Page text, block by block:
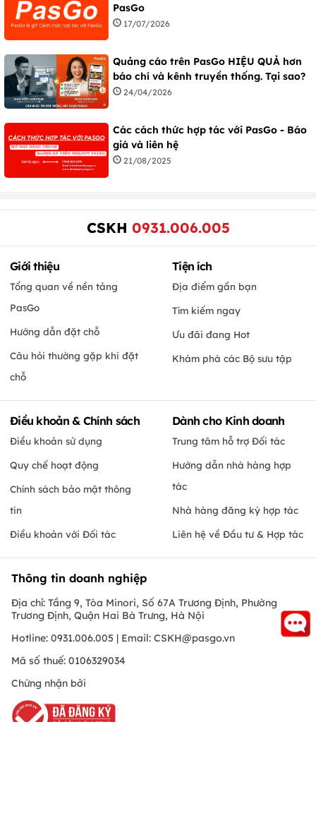
PasGo
17/07/2026
Quảng cáo trên PasGo HIỆU QUẢ hơn
báo chí và kênh truyền thống. Tại sao?
24/04/2026
Các cách thức hợp tác với PasGo - Báo
giá và liên hệ
21/08/2025
CSKH 0931.006.005
Giới thiệu
Tổng quan về nền tảng
PasGo
Hướng dẫn đặt chỗ
Câu hỏi thường gặp khi đặt
chỗ
Tiện ích
Địa điểm gần bạn
Tìm kiếm ngay
Ưu đãi đang Hot
Khám phá các Bộ sưu tập
Điều khoản & Chính sách
Điều khoản sử dụng
Quy chế hoạt động
Chính sách bảo mật thông
tin
Điều khoản với Đối tác
Dành cho Kinh doanh
Trung tâm hỗ trợ Đối tác
Hướng dẫn nhà hàng hợp
tác
Nhà hàng đăng ký hợp tác
Liên hệ về Đầu tư & Hợp tác
Thông tin doanh nghiệp
Địa chỉ: Tầng 9, Tòa Minori, Số 67A Trương Định, Phường
Trương Định, Quận Hai Bà Trưng, Hà Nội
Hotline: 0931.006.005 | Email: CSKH@pasgo.vn
Mã số thuế: 0106329034
Chứng nhận bởi